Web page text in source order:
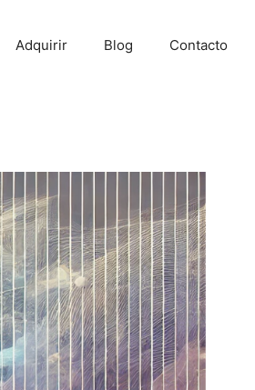
Adquirir Blog Contacto